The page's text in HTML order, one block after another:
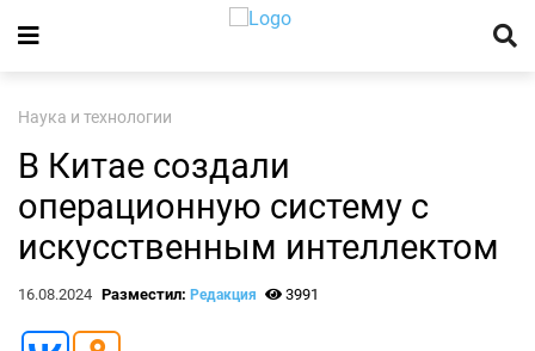
Наука и технологии
В Китае создали
операционную систему с
искусственным интеллектом
16.08.2024 Разместил: Редакция 3991